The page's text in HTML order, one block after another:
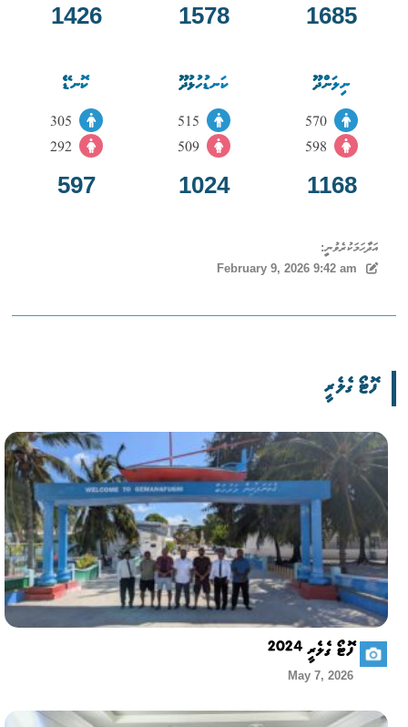
1685
1578
1426
ނިލަންދޫ
570
598
1168
ކަނޑުހުޅުދޫ
515
509
1024
ކޮނޑޭ
292
597
އަދާހަމަކުރެވުނީ:
February 9, 2026 9:42 am
ފޮޓޯ ގެލެރީ
ފޮޓޯ ގެލެރީ 2024
May 7, 2026